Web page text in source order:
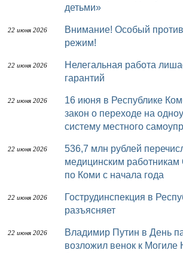
детьми»
22 июня 2026
Внимание! Особый противопожарный
режим!
22 июня 2026
Нелегальная работа лишает вас прав и
гарантий
22 июня 2026
16 июня в Республике Коми вступил в силу
закон о переходе на
систему местного
22 июня 2026
536,7 млн рублей перечислило
медицинским
по Коми с начала года
22 июня 2026
Гострудинспекция в Республике Коми
разъясняет
22 июня 2026
Владимир Путин в День памяти и скорби
возложил венок к Могиле